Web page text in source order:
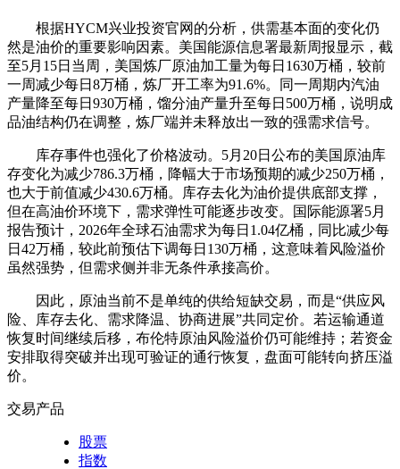
根据HYCM兴业投资官网的分析，供需基本面的变化仍
然是油价的重要影响因素。美国能源信息署最新周报显示，截
至5月15日当周，美国炼厂原油加工量为每日1630万桶，较前
一周减少每日8万桶，炼厂开工率为91.6%。同一周期内汽油
产量降至每日930万桶，馏分油产量升至每日500万桶，说明成
品油结构仍在调整，炼厂端并未释放出一致的强需求信号。
库存事件也强化了价格波动。5月20日公布的美国原油库
存变化为减少786.3万桶，降幅大于市场预期的减少250万桶，
也大于前值减少430.6万桶。库存去化为油价提供底部支撑，
但在高油价环境下，需求弹性可能逐步改变。国际能源署5月
报告预计，2026年全球石油需求为每日1.04亿桶，同比减少每
日42万桶，较此前预估下调每日130万桶，这意味着风险溢价
虽然强势，但需求侧并非无条件承接高价。
因此，原油当前不是单纯的供给短缺交易，而是“供应风
险、库存去化、需求降温、协商进展”共同定价。若运输通道
恢复时间继续后移，布伦特原油风险溢价仍可能维持；若资金
安排取得突破并出现可验证的通行恢复，盘面可能转向挤压溢
价。
交易产品
股票
指数